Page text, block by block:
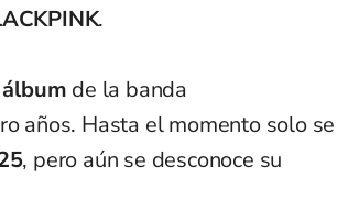
.
de la banda
años. Hasta el momento solo se
, pero aún se desconoce su